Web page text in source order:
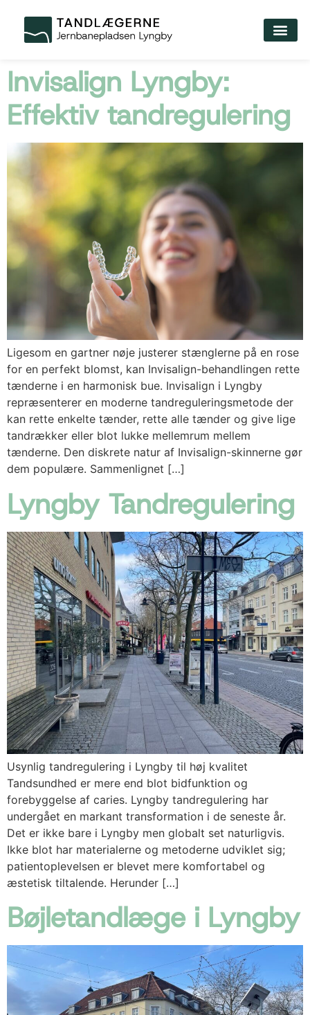
Invisalign Lyngby:
Effektiv tandregulering
Ligesom en gartner nøje justerer stænglerne på en rose
for en perfekt blomst, kan Invisalign-behandlingen rette
tænderne i en harmonisk bue. Invisalign i Lyngby
repræsenterer en moderne tandreguleringsmetode der
kan rette enkelte tænder, rette alle tænder og give lige
tandrækker eller blot lukke mellemrum mellem
tænderne. Den diskrete natur af Invisalign-skinnerne gør
dem populære. Sammenlignet […]
Lyngby Tandregulering
Usynlig tandregulering i Lyngby til høj kvalitet
Tandsundhed er mere end blot bidfunktion og
forebyggelse af caries. Lyngby tandregulering har
undergået en markant transformation i de seneste år.
Det er ikke bare i Lyngby men globalt set naturligvis.
Ikke blot har materialerne og metoderne udviklet sig;
patientoplevelsen er blevet mere komfortabel og
æstetisk tiltalende. Herunder […]
Bøjletandlæge i Lyngby